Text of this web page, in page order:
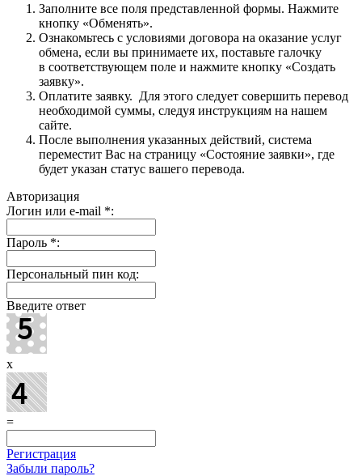
Заполните все поля представленной формы. Нажмите
кнопку «Обменять».
Ознакомьтесь с условиями договора на оказание услуг
обмена, если вы принимаете их, поставьте галочку
в соответствующем поле и нажмите кнопку «Создать
заявку».
Оплатите заявку. Для этого следует совершить перевод
необходимой суммы, следуя инструкциям на нашем
сайте.
После выполнения указанных действий, система
переместит Вас на страницу «Состояние заявки», где
будет указан статус вашего перевода.
Авторизация
Логин или e-mail *:
Пароль *:
Персональный пин код:
Введите ответ
x
=
Регистрация
Забыли пароль?